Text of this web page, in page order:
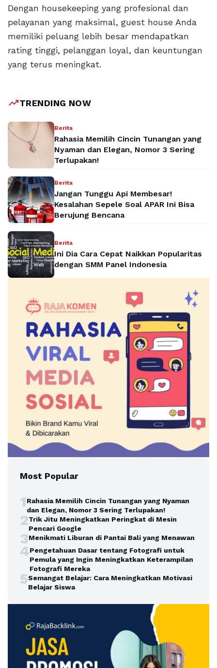
Dengan housekeeping yang profesional dan
pelayanan yang maksimal, guest house Anda
memiliki peluang lebih besar mendapatkan
rating tinggi, pelanggan loyal, dan keuntungan
yang terus meningkat.
trending_upTRENDING NOW
Berita
Rahasia Memilih Cincin Tunangan yang
Nyaman dan Elegan, Nomor 3 Sering
Terlupakan!
Berita
Jangan Tunggu Api Membesar!
Kesalahan Sepele Soal APAR Ini Bisa
Berujung Bencana
Berita
Ini Dia Cara Cepat Naikkan Popularitas
dengan SMM Panel Indonesia
Most Popular
1Rahasia Memilih Cincin Tunangan yang Nyaman
dan Elegan, Nomor 3 Sering Terlupakan!
2Trik Jitu Meningkatkan Peringkat di Mesin
Pencari Google
3Menikmati Liburan di Pantai Bali yang Menawan
4Pengetahuan Dasar tentang Fotografi untuk
Pemula yang Ingin Meningkatkan Keterampilan
Fotografi Mereka
5Semangat Belajar: Cara Meningkatkan Motivasi
Belajar Siswa